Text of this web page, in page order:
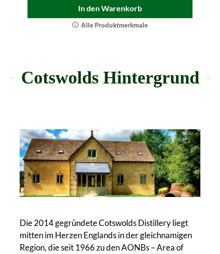
In den Warenkorb
Alle Produktmerkmale
Cotswolds Hintergrund
Die 2014 gegründete Cotswolds Distillery liegt
mitten im Herzen Englands in der gleichnamigen
Region, die seit 1966 zu den AONBs – Area of